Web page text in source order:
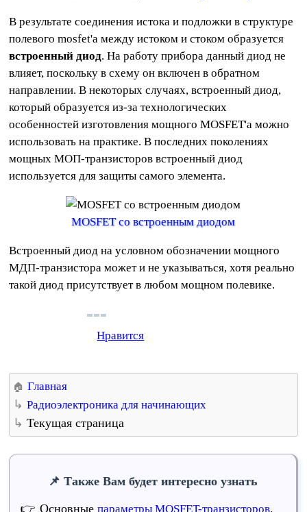
В результате соединения истока и подложки в структуре
полевого mosfet'а между истоком и стоком образуется
встроенный диод. На работу прибора данный диод не
влияет, поскольку в схему он включен в обратном
направлении. В некоторых случаях, встроенный диод,
который образуется из-за технологических
особенностей изготовления мощного MOSFET'а можно
использовать на практике. В последних поколениях
мощных МОП-транзисторов встроенный диод
используется для защиты самого элемента.
MOSFET со встроенным диодом
Встроенный диод на условном обозначении мощного
МДП-транзистора может и не указываться, хотя реально
такой диод присутствует в любом мощном полевике.
Нравится
Главная
Радиоэлектроника для начинающих
Текущая страница
Также Вам будет интересно узнать
Основныепараметры MOSFET-транзисторов.